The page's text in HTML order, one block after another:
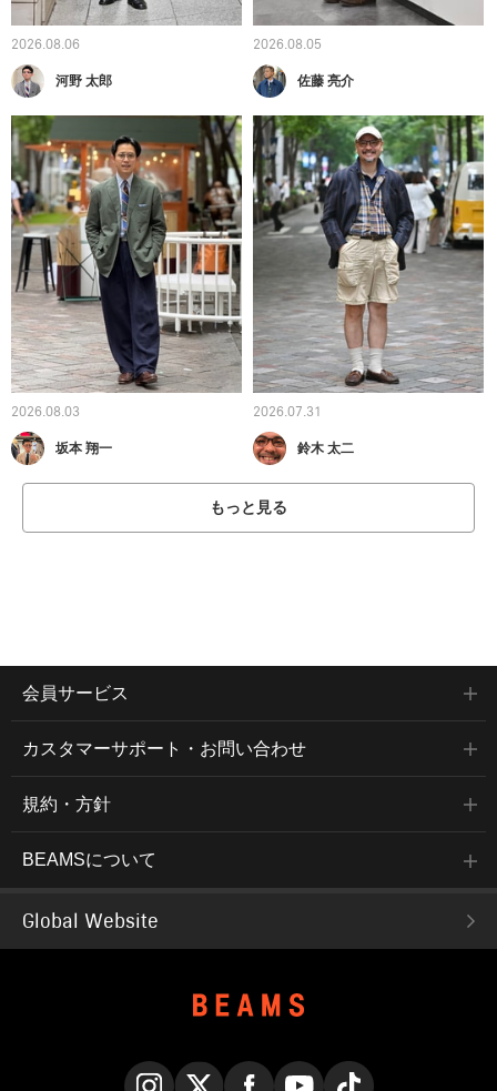
2026.08.06
河野 太郎
2026.08.05
佐藤 亮介
2026.08.03
坂本 翔一
2026.07.31
鈴木 太二
もっと見る
会員サービス
カスタマーサポート・お問い合わせ
規約・方針
BEAMSについて
Global Website